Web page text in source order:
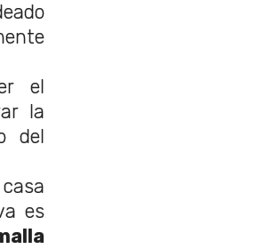
el
la
del
es